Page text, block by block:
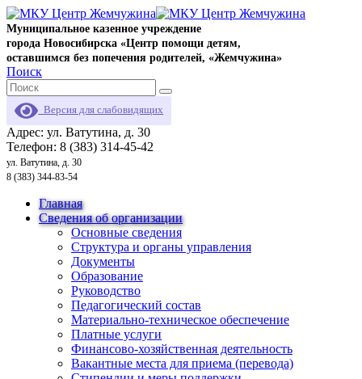
Муниципальное казенное учреждение
города Новосибирска «Центр помощи детям,
оставшимся без попечения родителей, «Жемчужина»
Поиск
Версия для слабовидящих
Адрес: ул. Ватутина, д. 30
Телефон: 8 (383) 314-45-42
ул. Ватутина, д. 30
8 (383) 344-83-54
Главная
Сведения об организации
Основные сведения
Структура и органы управления
Документы
Образование
Руководство
Педагогический состав
Материально-техническое обеспечение
Платные услуги
Финансово-хозяйственная деятельность
Вакантные места для приема (перевода)